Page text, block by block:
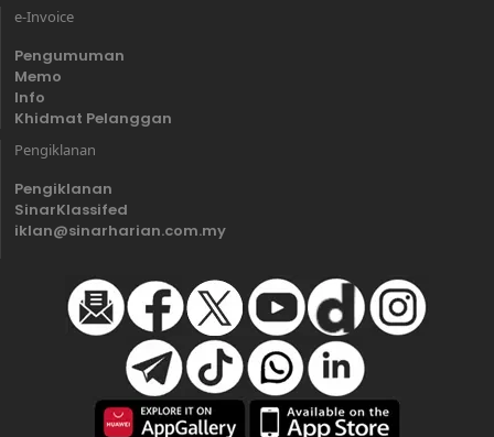
e-Invoice
Pengumuman
Memo
Info
Khidmat Pelanggan
Pengiklanan
Pengiklanan
SinarKlassifed
iklan@sinarharian.com.my